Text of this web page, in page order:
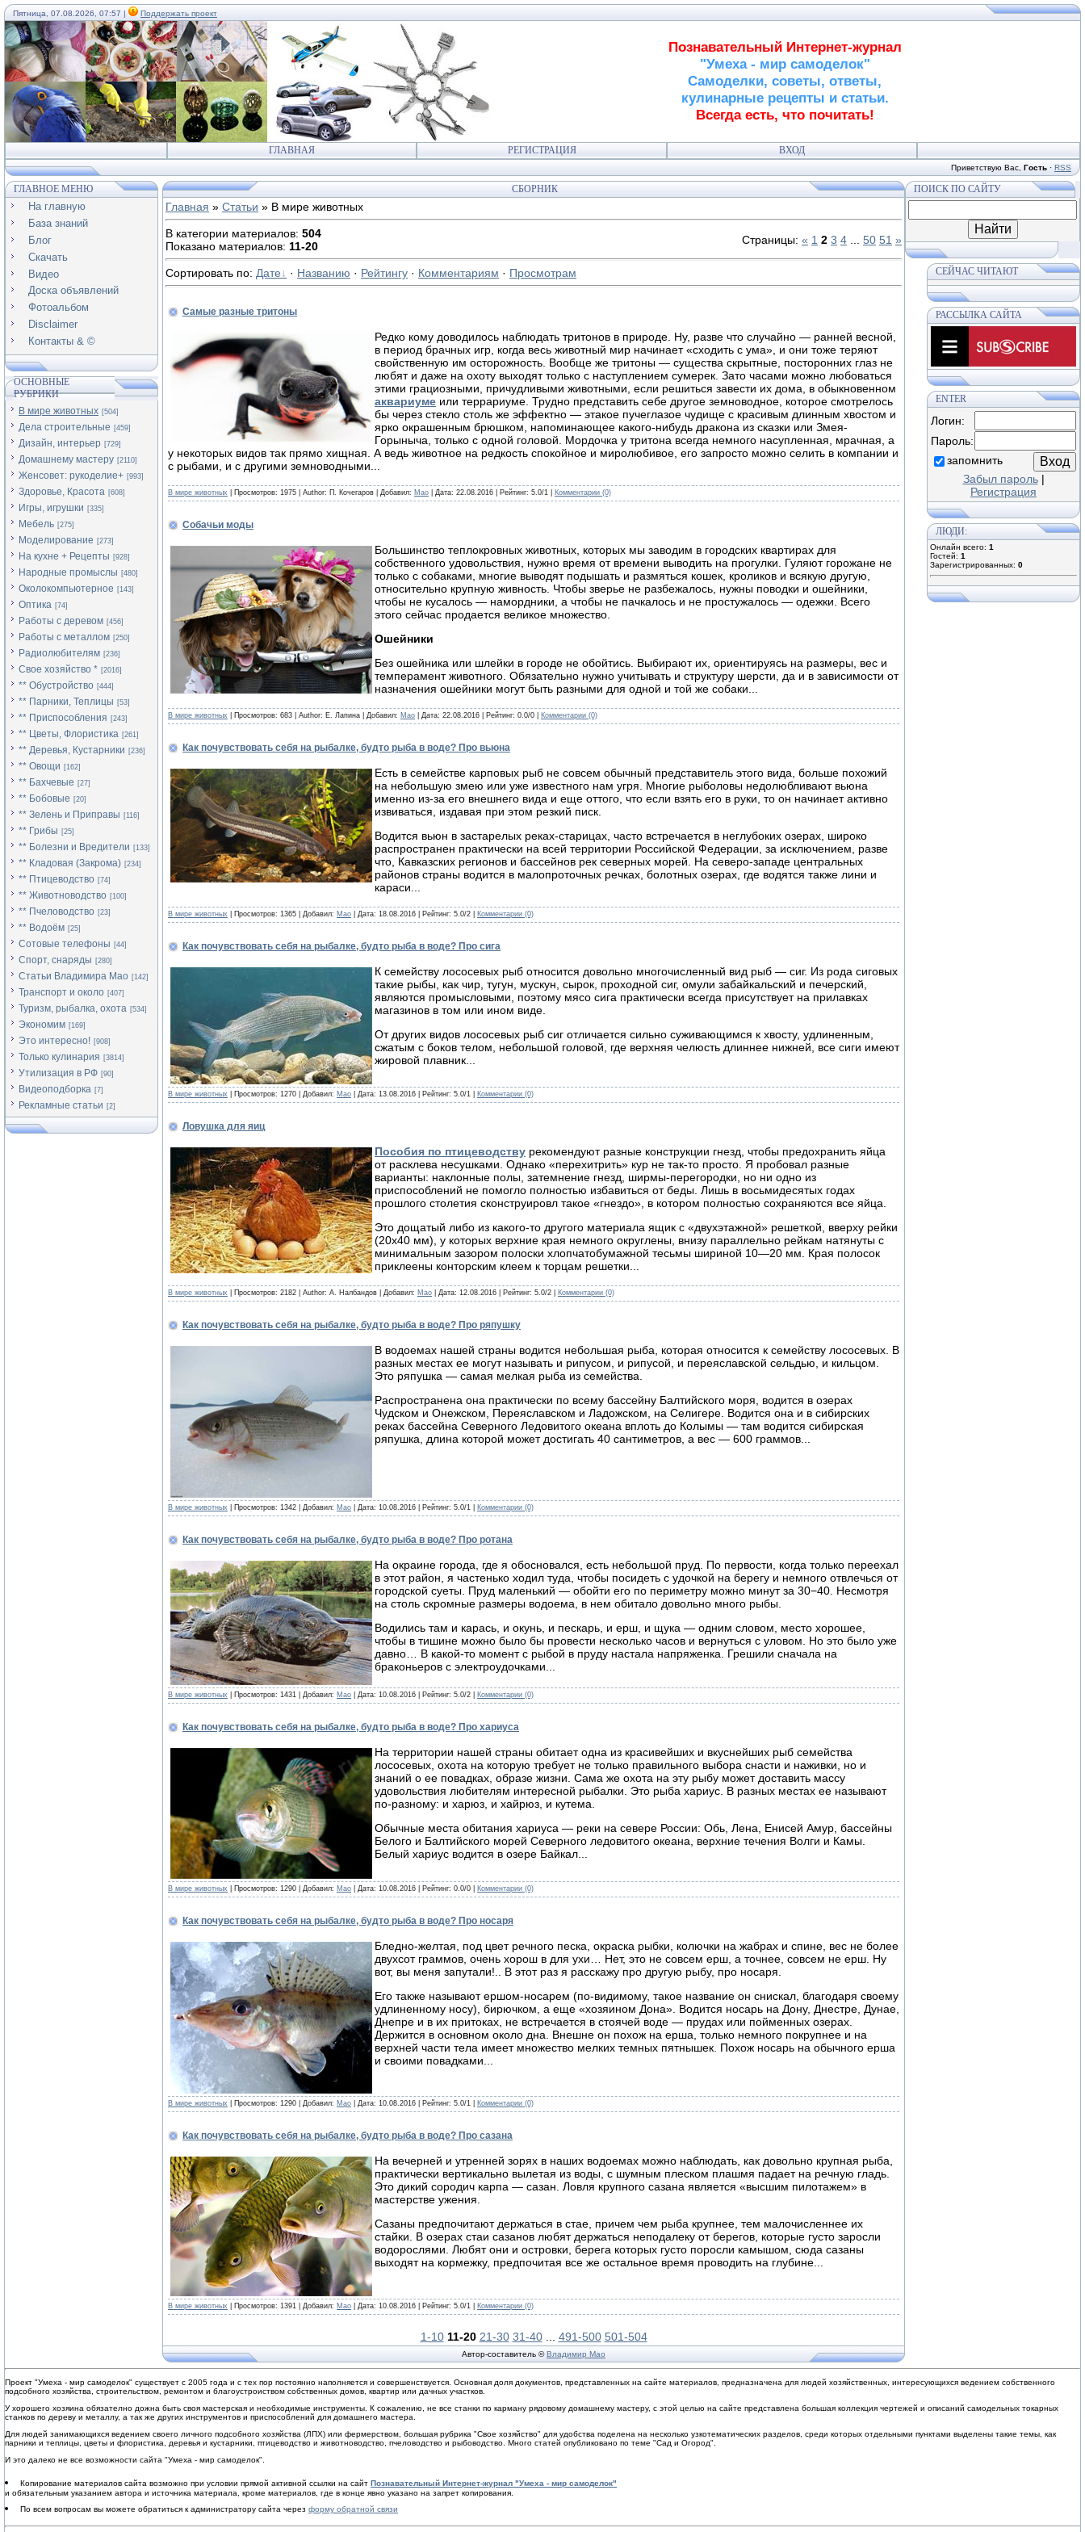
Пятница, 07.08.2026, 07:57 | Поддержать проект
Познавательный Интернет-журнал
"Умеха - мир самоделок"
Самоделки, советы, ответы,
кулинарные рецепты и статьи.
Всегда есть, что почитать!
ГЛАВНАЯ РЕГИСТРАЦИЯ ВХОД
Приветствую Вас Гость · RSS
ГЛАВНОЕ МЕНЮ
На главную
База знаний
Блог
Скачать
Видео
Доска объявлений
Фотоальбом
Disclaimer
Контакты & ©
ОСНОВНЫЕ
РУБРИКИ
В мире животных [504]
Дела строительные [459]
Дизайн, интерьер [729]
Домашнему мастеру [2110]
Женсовет: рукоделие+ [993]
Здоровье, Красота [608]
Игры, игрушки [335]
Мебель [275]
Моделирование [273]
На кухне + Рецепты [928]
Народные промыслы [480]
Околокомпьютерное [143]
Оптика [74]
Работы с деревом [456]
Работы с металлом [250]
Радиолюбителям [236]
Свое хозяйство * [2016]
** Обустройство [444]
** Парники, Теплицы [53]
** Приспособления [243]
** Цветы, Флористика [261]
** Деревья, Кустарники [236]
** Овощи [162]
** Бахчевые [27]
** Бобовые [20]
** Зелень и Приправы [116]
** Грибы [25]
** Болезни и Вредители [133]
** Кладовая (Закрома) [234]
** Птицеводство [74]
** Животноводство [100]
** Пчеловодство [23]
** Водоём [25]
Сотовые телефоны [44]
Спорт, снаряды [280]
Статьи Владимира Мао [142]
Транспорт и около [407]
Туризм, рыбалка, охота [534]
Экономим [169]
Это интересно! [908]
Только кулинария [3814]
Утилизация в РФ [90]
Видеоподборка [7]
Рекламные статьи [2]
СБОРНИК
Главная » Статьи » В мире животных
В категории материалов: 504
Показано материалов: 11-20 Страницы: « 1 2 3 4 50 51 »
Сортировать по: Дате · Названию · Рейтингу · Комментариям · Просмотрам
Самые разные тритоны
Редко кому доводилось наблюдать тритонов в природе. Ну, разве что случайно — ранней весной,
в период брачных игр, когда весь животный мир начинает «сходить с ума», и они тоже теряют
свойственную им осторожность. Вообще же тритоны — существа скрытные, посторонних глаз не
любят и даже на охоту выходят только с наступлением сумерек. Зато часами можно любоваться
этими грациозными, причудливыми животными, если решиться завести их дома, в обыкновенном
аквариуме или террариуме. Трудно представить себе другое земноводное, которое смотрелось
бы через стекло столь же эффектно — этакое пучеглазое чудище с красивым длинным хвостом и
ярко окрашенным брюшком, напоминающее какого-нибудь дракона из сказки или Змея-
Горыныча, только с одной головой. Мордочка у тритона всегда немного насупленная, мрачная, а
у некоторых видов так прямо хищная. А ведь животное на редкость спокойное и миролюбивое, его запросто можно селить в компании и
с рыбами, и с другими земноводными...
В мире животных | Просмотров: 1975 | Author: П. Кочегаров | Добавил: Mao | Дата: 22.08.2016 | Рейтинг: 5.0/1 | Комментарии (0)
Собачьи моды
Большинство теплокровных животных, которых мы заводим в городских квартирах для
собственного удовольствия, нужно время от времени выводить на прогулки. Гуляют горожане не
только с собаками, многие выводят подышать и размяться кошек, кроликов и всякую другую,
относительно крупную живность. Чтобы зверье не разбежалось, нужны поводки и ошейники,
чтобы не кусалось — намордники, а чтобы не пачкалось и не простужалось — одежки. Всего
этого сейчас продается великое множество.
Ошейники
Без ошейника или шлейки в городе не обойтись. Выбирают их, ориентируясь на размеры, вес и
темперамент животного. Обязательно нужно учитывать и структуру шерсти, да и в зависимости от
назначения ошейники могут быть разными для одной и той же собаки...
В мире животных | Просмотров: 683 | Author: Е. Лапина | Добавил: Mao | Дата: 22.08.2016 | Рейтинг: 0.0/0 | Комментарии (0)
Как почувствовать себя на рыбалке, будто рыба в воде? Про вьюна
Есть в семействе карповых рыб не совсем обычный представитель этого вида, больше похожий
на небольшую змею или уже известного нам угря. Многие рыболовы недолюбливают вьюна
именно из-за его внешнего вида и еще оттого, что если взять его в руки, то он начинает активно
извиваться, издавая при этом резкий писк.
Водится вьюн в застарелых реках-старицах, часто встречается в неглубоких озерах, широко
распространен практически на всей территории Российской Федерации, за исключением, разве
что, Кавказских регионов и бассейнов рек северных морей. На северо-западе центральных
районов страны водится в малопроточных речках, болотных озерах, где водятся также лини и
караси...
В мире животных | Просмотров: 1365 | Добавил: Mao | Дата: 18.08.2016 | Рейтинг: 5.0/2 | Комментарии (0)
Как почувствовать себя на рыбалке, будто рыба в воде? Про сига
К семейству лососевых рыб относится довольно многочисленный вид рыб — сиг. Из рода сиговых
такие рыбы, как чир, тугун, мускун, сырок, проходной сиг, омули забайкальский и печерский,
являются промысловыми, поэтому мясо сига практически всегда присутствует на прилавках
магазинов в том или ином виде.
От других видов лососевых рыб сиг отличается сильно суживающимся к хвосту, удлиненным,
сжатым с боков телом, небольшой головой, где верхняя челюсть длиннее нижней, все сиги имеют
жировой плавник...
В мире животных | Просмотров: 1270 | Добавил: Mao | Дата: 13.08.2016 | Рейтинг: 5.0/1 | Комментарии (0)
Ловушка для яиц
Пособия по птицеводству рекомендуют разные конструкции гнезд, чтобы предохранить яйца
от расклева несушками. Однако «перехитрить» кур не так-то просто. Я пробовал разные
варианты: наклонные полы, затемнение гнезд, ширмы-перегородки, но ни одно из
приспособлений не помогло полностью избавиться от беды. Лишь в восьмидесятых годах
прошлого столетия сконструировл такое «гнездо», в котором полностью сохраняются все яйца.
Это дощатый либо из какого-то другого материала ящик с «двухэтажной» решеткой, вверху рейки
(20x40 мм), у которых верхние края немного округлены, внизу параллельно рейкам натянуты с
минимальным зазором полоски хлопчатобумажной тесьмы шириной 10—20 мм. Края полосок
приклеены конторским клеем к торцам решетки...
В мире животных | Просмотров: 2182 | Author: А. Налбандов | Добавил: Mao | Дата: 12.08.2016 | Рейтинг: 5.0/2 | Комментарии (0)
Как почувствовать себя на рыбалке, будто рыба в воде? Про ряпушку
В водоемах нашей страны водится небольшая рыба, которая относится к семейству лососевых. В
разных местах ее могут называть и рипусом, и рипусой, и переяславской сельдью, и кильцом.
Это ряпушка — самая мелкая рыба из семейства.
Распространена она практически по всему бассейну Балтийского моря, водится в озерах
Чудском и Онежском, Переяславском и Ладожском, на Селигере. Водится она и в сибирских
реках бассейна Северного Ледовитого океана вплоть до Колымы — там водится сибирская
ряпушка, длина которой может достигать 40 сантиметров, а вес — 600 граммов...
В мире животных | Просмотров: 1342 | Добавил: Mao | Дата: 10.08.2016 | Рейтинг: 5.0/1 | Комментарии (0)
Как почувствовать себя на рыбалке, будто рыба в воде? Про ротана
На окраине города, где я обосновался, есть небольшой пруд. По первости, когда только переехал
в этот район, я частенько ходил туда, чтобы посидеть с удочкой на берегу и немного отвлечься от
городской суеты. Пруд маленький — обойти его по периметру можно минут за 30−40. Несмотря
на столь скромные размеры водоема, в нем обитало довольно много рыбы.
Водились там и карась, и окунь, и пескарь, и ерш, и щука — одним словом, место хорошее,
чтобы в тишине можно было бы провести несколько часов и вернуться с уловом. Но это было уже
давно… В какой-то момент с рыбой в пруду настала напряженка. Грешили сначала на
браконьеров с электроудочками...
В мире животных | Просмотров: 1431 | Добавил: Mao | Дата: 10.08.2016 | Рейтинг: 5.0/2 | Комментарии (0)
Как почувствовать себя на рыбалке, будто рыба в воде? Про хариуса
На территории нашей страны обитает одна из красивейших и вкуснейших рыб семейства
лососевых, охота на которую требует не только правильного выбора снасти и наживки, но и
знаний о ее повадках, образе жизни. Сама же охота на эту рыбу может доставить массу
удовольствия любителям интересной рыбалки. Это рыба хариус. В разных местах ее называют
по-разному: и харюз, и хайрюз, и кутема.
Обычные места обитания хариуса — реки на севере России: Обь, Лена, Енисей Амур, бассейны
Белого и Балтийского морей Северного ледовитого океана, верхние течения Волги и Камы.
Белый хариус водится в озере Байкал...
В мире животных | Просмотров: 1290 | Добавил: Mao | Дата: 10.08.2016 | Рейтинг: 0.0/0 | Комментарии (0)
Как почувствовать себя на рыбалке, будто рыба в воде? Про носаря
Бледно-желтая, под цвет речного песка, окраска рыбки, колючки на жабрах и спине, вес не более
двухсот граммов, очень хорош в для ухи… Нет, это не совсем ерш, а точнее, совсем не ерш. Ну
вот, вы меня запутали!.. В этот раз я расскажу про другую рыбу, про носаря.
Его также называют ершом-носарем (по-видимому, такое название он снискал, благодаря своему
удлиненному носу), бирючком, а еще «хозяином Дона». Водится носарь на Дону, Днестре, Дунае,
Днепре и в их притоках, не встречается в стоячей воде — прудах или пойменных озерах.
Держится в основном около дна. Внешне он похож на ерша, только немного покрупнее и на
верхней части тела имеет множество мелких темных пятнышек. Похож носарь на обычного ерша
и своими повадками...
В мире животных | Просмотров: 1290 | Добавил: Mao | Дата: 10.08.2016 | Рейтинг: 5.0/1 | Комментарии (0)
Как почувствовать себя на рыбалке, будто рыба в воде? Про сазана
На вечерней и утренней зорях в наших водоемах можно наблюдать, как довольно крупная рыба,
практически вертикально вылетая из воды, с шумным плеском плашмя падает на речную гладь.
Это дикий сородич карпа — сазан. Ловля крупного сазана является «высшим пилотажем» в
мастерстве ужения.
Сазаны предпочитают держаться в стае, причем чем рыба крупнее, тем малочисленнее их
стайки. В озерах стаи сазанов любят держаться неподалеку от берегов, которые густо заросли
водорослями. Любят они и островки, берега которых густо поросли камышом, сюда сазаны
выходят на кормежку, предпочитая все же остальное время проводить на глубине...
В мире животных | Просмотров: 1391 | Добавил: Mao | Дата: 10.08.2016 | Рейтинг: 5.0/1 | Комментарии (0)
1-10 11-20 21-30 31-40 491-500 501-504
Автор-составитель ©Владимир Мао
ПОИСК ПО САЙТУ
СЕЙЧАС ЧИТАЮТ
РАССЫЛКА САЙТА
ENTER
Логин:
Пароль:
запомнить
Забыл пароль|
Регистрация
ЛЮДИ:
Онлайн всего: 1
Гостей: 1
Зарегистрированных: 0
Проект "Умеха - мир самоделок" существует с 2005 года и с тех пор постоянно наполняется и совершенствуется. Основная доля документов, представленных на сайте материалов, предназначена для людей хозяйственных, интересующихся ведением собственного
подсобного хозяйства, строительством, ремонтом и благоустроиством собственных домов, квартир или дачных участков.
У хорошего хозяина обязателно дожна быть своя мастерская и необходимые инструменты. К сожалению, не все станки по карману рядовому домашнему мастеру, с этой целью на сайте представлена большая коллекция чертежей и описаний самодельных токарных
станков по дереву и металлу, а так же других инструментов и приспособлений для домашнего мастера.
Для людей занимающихся ведением своего личного подсобного хозяйства (ЛПХ) или фермерством, большая рубрика "Свое хозяйство" для удобства поделена на несколько узкотематических разделов, среди которых отдельными пунктами выделены такие темы, как
парники и теплицы, цветы и флористика, деревья и кустарники, птицеводство и животноводство, пчеловодство и рыбоводство. Много статей опубликовано по теме "Сад и Огород".
И это далеко не все возможности сайта "Умеха - мир самоделок".
Копирование материалов сайта возможно при условии прямой активной ссылки на сайт Познавательный Интернет-журнал "Умеха - мир самоделок"
и обязательным указанием автора и источника материала, кроме материалов, где в конце явно указано на запрет копирования.
По всем вопросам вы можете обратиться к администратору сайта через форму обратной связи